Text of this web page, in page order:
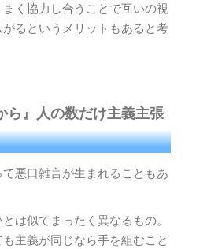
く協力し合うことで互いの視
るというメリットもあると考
ら』人の数だけ主義主張
悪口雑言が生まれることもあ
は似てまったく異なるもの。
主義が同じなら手を組むこと